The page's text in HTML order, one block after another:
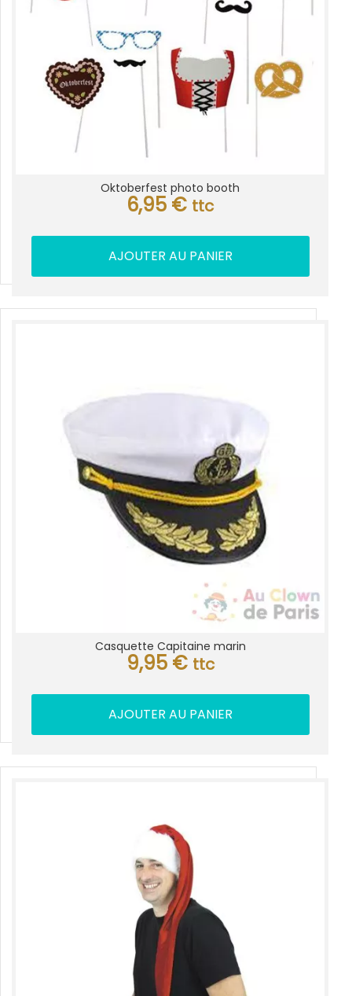
Oktoberfest photo booth
6,95 € ttc
AJOUTER AU PANIER
Casquette Capitaine marin
9,95 € ttc
AJOUTER AU PANIER